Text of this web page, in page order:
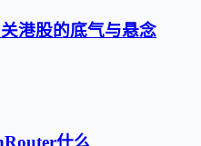
港股的底气与悬念
什么